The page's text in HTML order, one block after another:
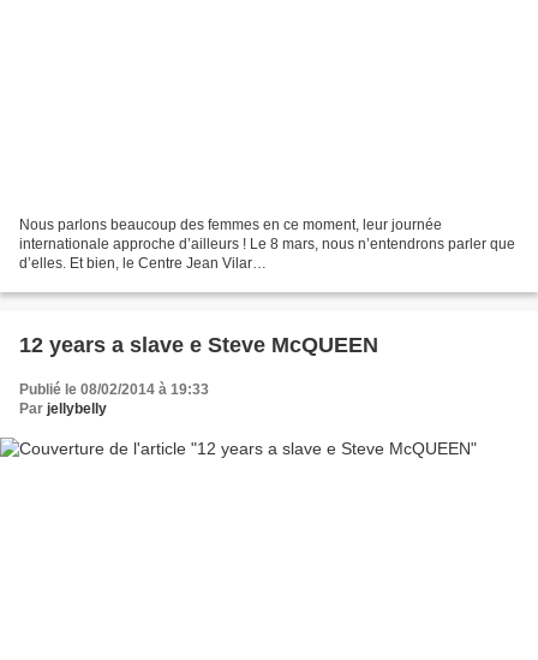
Nous parlons beaucoup des femmes en ce moment, leur journée
internationale approche d’ailleurs ! Le 8 mars, nous n’entendrons parler que
d’elles. Et bien, le Centre Jean Vilar
debat)...
12 years a slave e Steve McQUEEN
Publié le 08/02/2014 à 19:33
Par jellybelly